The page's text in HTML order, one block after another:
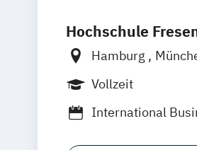
Hochschule
Hamburg
Frankfurt am Main
Vollzeit
International